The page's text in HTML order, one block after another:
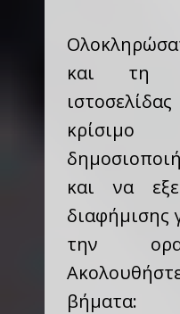
και τη
και να
διαφήμισης
την
βήματα: